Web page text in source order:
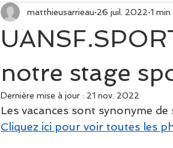
notre stage
matthieusarrieau 26 juil. 2022 1
Dernière mise à jour : 21 nov. 2022
Les vacances sont synonyme
Cliquez ici pour voir toutes les